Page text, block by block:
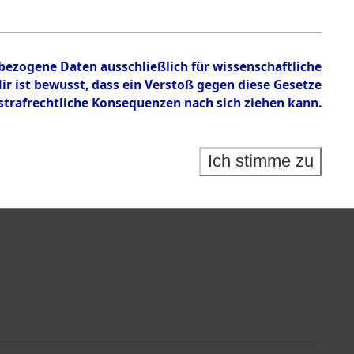
des Verlaufs und der Geschehnisse um
Daten ausschließlich für wissenschaftliche
bewusst, dass ein Verstoß gegen diese Gesetze
Konsequenzen nach sich ziehen kann.
Ich stimme zu